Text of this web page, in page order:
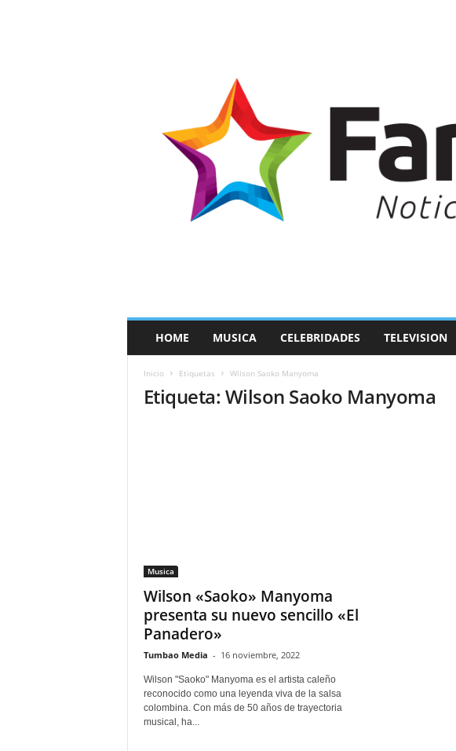
a
HOME MUSICA CELEBRIDADES TELEVISION
Inicio Etiquetas Wilson Saoko Manyoma
Etiqueta: Wilson Saoko Manyoma
Musica
Wilson «Saoko» Manyoma
presenta su nuevo sencillo «El
Panadero»
Tumbao Media - 16 noviembre, 2022
Wilson "Saoko" Manyoma es el artista caleño
reconocido como una leyenda viva de la salsa
colombina. Con más de 50 años de trayectoria
musical, ha...